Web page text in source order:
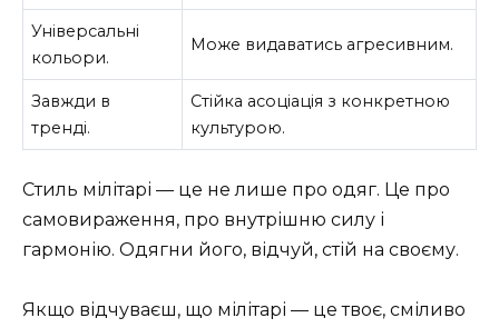
Універсальні
кольори.
Може видаватись агресивним.
Завжди в
тренді.
Стійка асоціація з конкретною
культурою.
Стиль мілітарі — це не лише про одяг. Це про
самовираження, про внутрішню силу і
гармонію. Одягни його, відчуй, стій на своєму.
Якщо відчуваєш, що мілітарі — це твоє, сміливо